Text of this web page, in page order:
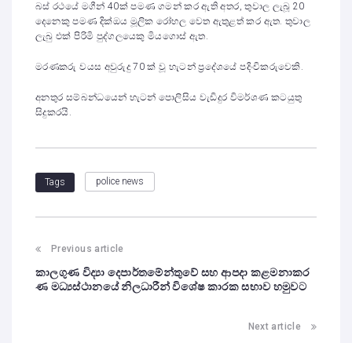
බස් රථයේ මගීන් 40ක් පමණ ගමන් කර ඇති අතර, තුවාල ලැබූ 20
දෙනෙකු පමණ දික්ඔය මූලික රෝහල වෙත ඇතුළත් කර ඇත. තුවාල
ලැබු එක් පිරිමි පුද්ගලයෙකු මියගොස් ඇත.
මරණකරු වයස අවුරුදු 70 ක් වූ හැටන් ප්‍රදේශයේ පදිංචිකරුවෙකි.
අනතුර සම්බන්ධයෙන් හැටන් පොලිසිය වැඩිදුර විමර්ශණ කටයුතු
සිදුකරයි.
Tags police news
Previous article
කාලගුණ විද්‍යා දෙපාර්තමේන්තුවේ සහ ආපදා කළමනාකර
ණ මධ්‍යස්ථානයේ නිලධාරීන් විශේෂ කාරක සභාව හමුවට
Next article